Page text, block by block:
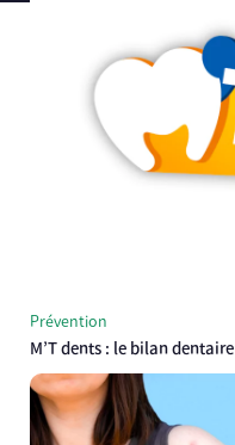
Prévention
M’T dents : le bilan